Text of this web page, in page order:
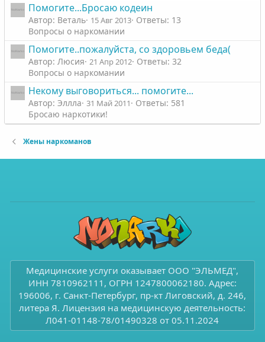
Помогите...Бросаю кодеин
Автор: Веталь 15 Авг 2013 Ответы: 13
Вопросы о наркомании
Помогите..пожалуйста, со здоровьем беда(
Автор: Люсия 21 Апр 2012 Ответы: 32
Вопросы о наркомании
Некому выговориться... помогите...
Автор: Эллла 31 Май 2011
Ответы: 581
Бросаю наркотики!
Жены наркоманов
Медицинские услуги оказывает ООО "ЭЛЬМЕД",
ИНН 7810962111, ОГРН 1247800062180. Адрес:
196006, г. Санкт-Петербург, пр-кт Лиговский, д. 246,
литера Я. Лицензия на медицинскую деятельность:
Л041-01148-78/01490328 от 05.11.2024